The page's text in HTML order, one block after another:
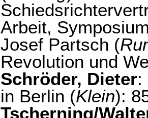
Arbeit,
Josef Partsch (
Revolution und
Schröder, Dieter:
in Berlin (Klein):
Tscherning/